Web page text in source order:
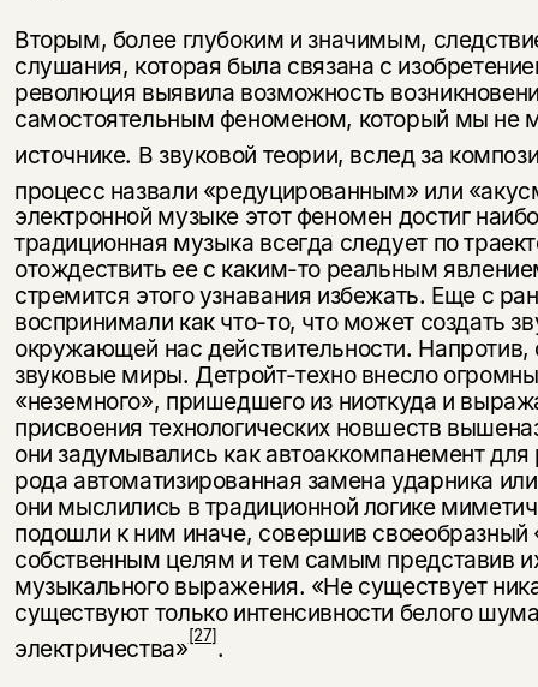
Вторым, более глубоким и значимым,
слушания, которая была связана с
революция выявила возможность
самостоятельным феноменом, который мы не
источнике. В звуковой теории, вслед за
процесс назвали «редуцированным» или
электронной музыке этот феномен достиг
традиционная музыка всегда следует по
отождествить ее с каким-то реальным
стремится этого узнавания избежать. Еще с
воспринимали как что-то, что может создать
окружающей нас действительности. Напротив,
звуковые миры. Детройт-техно внесло
«неземного», пришедшего из ниоткуда и
присвоения технологических новшеств
они задумывались как автоаккомпанемент
рода автоматизированная замена ударника
они мыслились в традиционной логике
подошли к ним иначе, совершив своеобразный
собственным целям и тем самым представив
музыкального выражения. «Не существует
существуют только интенсивности белого
электричества»[27].